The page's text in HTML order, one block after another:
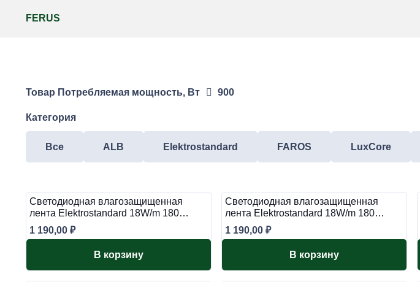
FERUS
Товар Потребляемая мощность, Вт 900
Категория
Все ALB Elektrostandard FAROS LuxCore
Светодиодная влагозащищенная
лента Elektrostandard 18W/m 180…
1 190,00 ₽
В корзину
Светодиодная влагозащищенная
лента Elektrostandard 18W/m 180…
1 190,00 ₽
В корзину